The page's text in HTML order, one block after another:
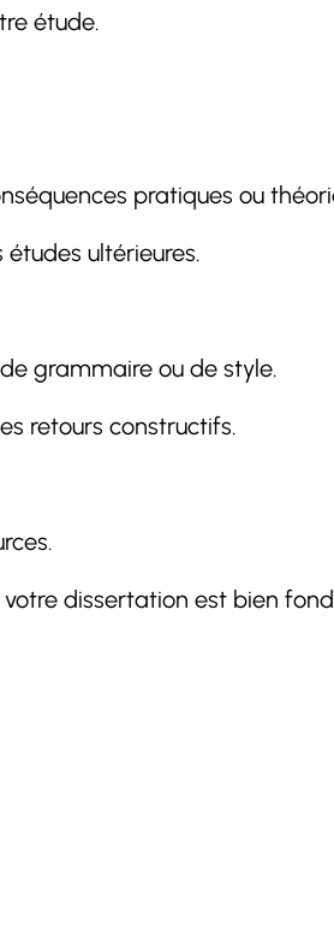
étude.
pratiques ou
ultérieures.
grammaire ou de style.
retours constructifs.
dissertation est bien